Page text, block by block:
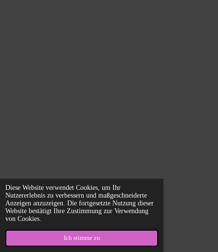
Diese Website verwendet Cookies, um Ihr
Nutzererlebnis zu verbessern und maßgeschneiderte
Anzeigen anzuzeigen. Die fortgesetzte Nutzung dieser
Website bestätigt Ihre Zustimmung zur Verwendung
von Cookies.
Ich stimme zu